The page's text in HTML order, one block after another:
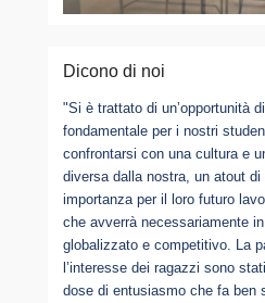
Dicono di noi
"Si è trattato di un’opportunità
fondamentale per i nostri
confrontarsi con una cultura e
diversa dalla nostra, un atout di
importanza per il loro futuro
che avverrà necessariamente
globalizzato e competitivo. La
l’interesse dei ragazzi sono
dose di entusiasmo che fa ben